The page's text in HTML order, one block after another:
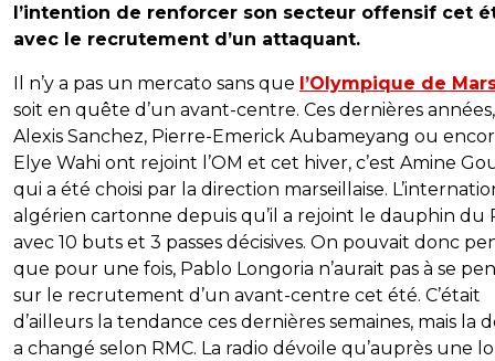
l’intention de renforcer son secteur offensif cet
avec le recrutement d’un attaquant.
Il n’y a pas un mercato sans que l’Olympique de
soit en quête d’un avant-centre. Ces dernières années,
Alexis Sanchez, Pierre-Emerick Aubameyang ou
Elye Wahi ont rejoint l’OM et cet hiver, c’est Amine
qui a été choisi par la direction marseillaise.
algérien cartonne depuis qu’il a rejoint le dauphin du
avec 10 buts et 3 passes décisives. On pouvait donc
que pour une fois, Pablo Longoria n’aurait pas à se
sur le recrutement d’un avant-centre cet été. C’était
d’ailleurs la tendance ces dernières semaines, mais la
a changé selon RMC. La radio dévoile qu’auprès une